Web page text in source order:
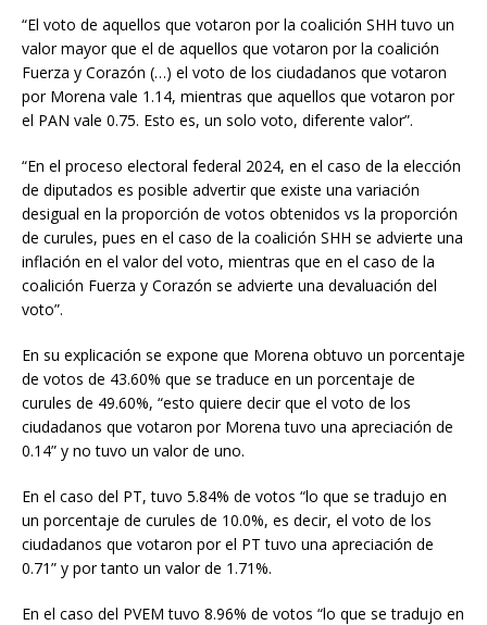
“El voto de aquellos que votaron por la coalición SHH tuvo un
valor mayor que el de aquellos que votaron por la coalición
Fuerza y Corazón (…) el voto de los ciudadanos que votaron
por Morena vale 1.14, mientras que aquellos que votaron por
el PAN vale 0.75. Esto es, un solo voto, diferente valor”.
“En el proceso electoral federal 2024, en el caso de la elección
de diputados es posible advertir que existe una variación
desigual en la proporción de votos obtenidos vs la proporción
de curules, pues en el caso de la coalición SHH se advierte una
inflación en el valor del voto, mientras que en el caso de la
coalición Fuerza y Corazón se advierte una devaluación del
voto”.
En su explicación se expone que Morena obtuvo un porcentaje
de votos de 43.60% que se traduce en un porcentaje de
curules de 49.60%, “esto quiere decir que el voto de los
ciudadanos que votaron por Morena tuvo una apreciación de
0.14” y no tuvo un valor de uno.
En el caso del PT, tuvo 5.84% de votos “lo que se tradujo en
un porcentaje de curules de 10.0%, es decir, el voto de los
ciudadanos que votaron por el PT tuvo una apreciación de
0.71” y por tanto un valor de 1.71%.
En el caso del PVEM tuvo 8.96% de votos “lo que se tradujo en